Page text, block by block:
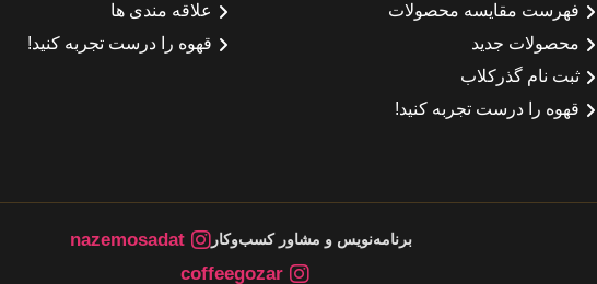
فهرست مقایسه محصولات
محصولات جدید
ثبت نام گذرکلاب
قهوه را درست تجربه کنید!
علاقه مندی ها
قهوه را درست تجربه کنید!
برنامه‌نویس و مشاور کسب‌وکار
nazemosadat
coffeegozar